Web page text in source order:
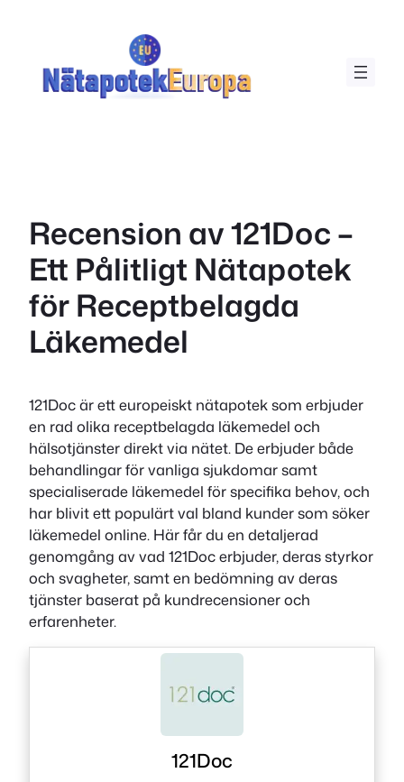
Recension av 121Doc –
Ett Pålitligt Nätapotek
för Receptbelagda
Läkemedel
121Doc är ett europeiskt nätapotek som erbjuder
en rad olika receptbelagda läkemedel och
hälsotjänster direkt via nätet. De erbjuder både
behandlingar för vanliga sjukdomar samt
specialiserade läkemedel för specifika behov, och
har blivit ett populärt val bland kunder som söker
läkemedel online. Här får du en detaljerad
genomgång av vad 121Doc erbjuder, deras styrkor
och svagheter, samt en bedömning av deras
tjänster baserat på kundrecensioner och
erfarenheter.
121Doc